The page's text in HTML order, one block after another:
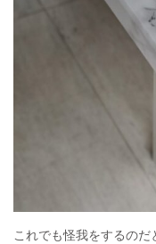
これでも怪我をするの